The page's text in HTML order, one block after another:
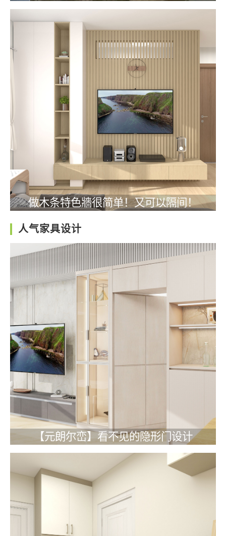
做木条特色牆很简单！又可以隔间！
人气家具设计
【元朗尔峦】看不见的隐形门设计